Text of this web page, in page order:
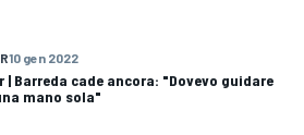
10 gen 2022
| Barreda cade ancora: "Dovevo guidare
mano sola"